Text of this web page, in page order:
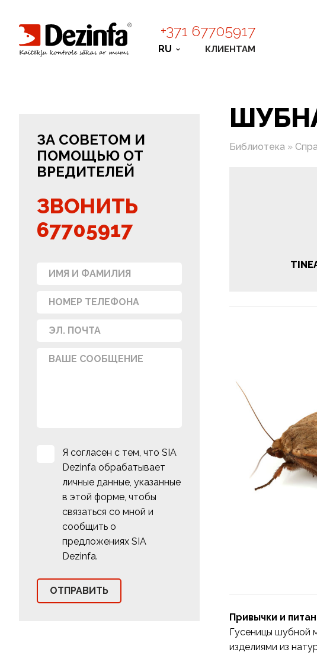
+371 67705917
RU КЛИЕНТАМ
Библиотека »
Привычки и
Гусеницы шубной
изделиями из
ЗА СОВЕТОМ И
ПОМОЩЬЮ ОТ
ВРЕДИТЕЛЕЙ
ЗВОНИТЬ
67705917
Я согласен с тем, что SIA
Dezinfa обрабатывает
личные данные, указанные
в этой форме, чтобы
связаться со мной и
сообщить о
предложениях SIA
Dezinfa.